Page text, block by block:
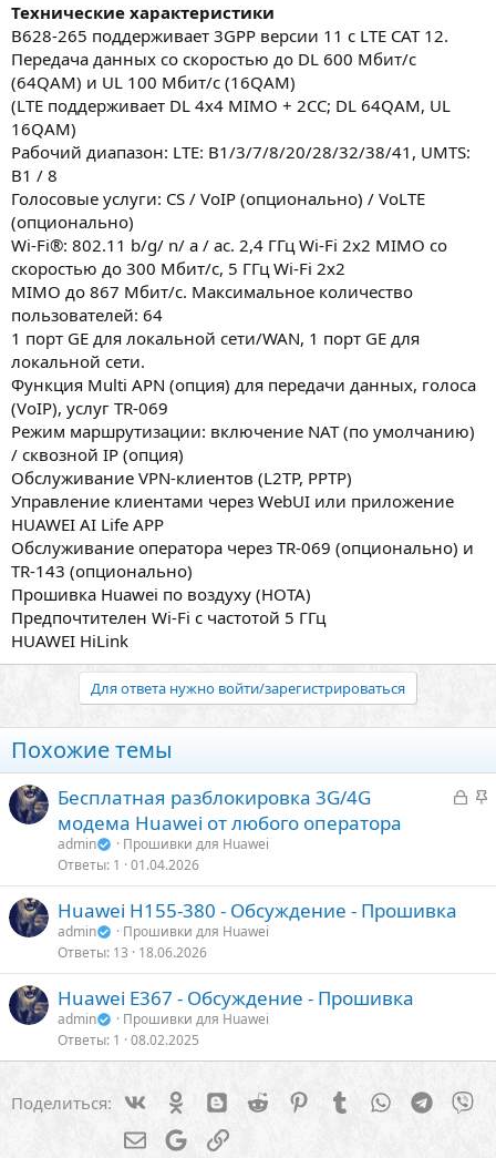
Технические характеристики
B628-265 поддерживает 3GPP версии 11 с LTE CAT 12.
Передача данных со скоростью до DL 600 Мбит/с
(64QAM) и UL 100 Мбит/с (16QAM)
(LTE поддерживает DL 4x4 MIMO + 2CC; DL 64QAM, UL
16QAM)
Рабочий диапазон: LTE: B1/3/7/8/20/28/32/38/41, UMTS:
B1 / 8
Голосовые услуги: CS / VoIP (опционально) / VoLTE
(опционально)
Wi-Fi®: 802.11 b/g/ n/ a / ac. 2,4 ГГц Wi-Fi 2x2 MIMO со
скоростью до 300 Мбит/с, 5 ГГц Wi-Fi 2x2
MIMO до 867 Мбит/с. Максимальное количество
пользователей: 64
1 порт GE для локальной сети/WAN, 1 порт GE для
локальной сети.
Функция Multi APN (опция) для передачи данных, голоса
(VoIP), услуг TR-069
Режим маршрутизации: включение NAT (по умолчанию)
/ сквозной IP (опция)
Обслуживание VPN-клиентов (L2TP, PPTP)
Управление клиентами через WebUI или приложение
HUAWEI AI Life APP
Обслуживание оператора через TR-069 (опционально) и
TR-143 (опционально)
Прошивка Huawei по воздуху (HOTA)
Предпочтителен Wi-Fi с частотой 5 ГГц
HUAWEI HiLink
Для ответа нужно войти/зарегистрироваться
Похожие темы
З
ы
З
е
н
Бесплатная разблокировка 3G/4G
модема Huawei от любого оператора
admin
Прошивки для Huawei
Ответы 1 01.04.2026
Huawei H155-380 - Обсуждение - Прошивка
admin
Прошивки для Huawei
Ответы 13 18.06.2026
Huawei E367 - Обсуждение - Прошивка
admin
Прошивки для Huawei
Ответы 1 08.02.2025
Поделиться: Vk Ok BloggerReddit PinterestTumblr WhatsApp
Электронная почта
GoogleСсылка